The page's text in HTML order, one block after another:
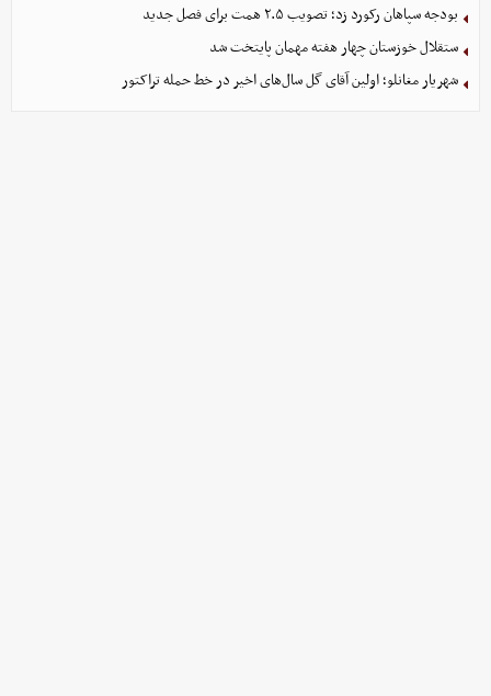
بودجه سپاهان رکورد زد؛ تصویب ۲.۵ همت برای فصل جدید
ستقلال خوزستان چهار هفته مهمان پایتخت شد
شهریار مغانلو؛ اولین آقای گل سال‌های اخیر در خط حمله تراکتور